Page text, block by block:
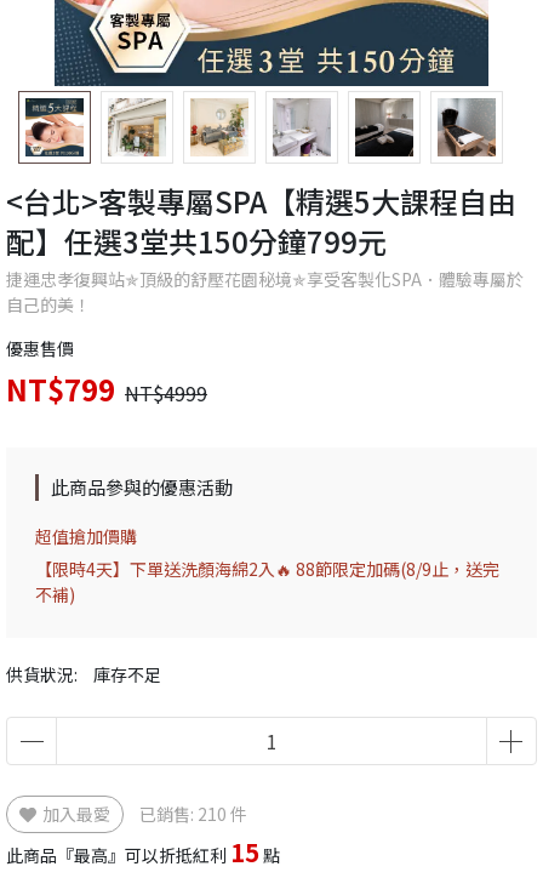
<台北>客製專屬SPA【精選5大課程自由
配】任選3堂共150分鐘799元
捷運忠孝復興站✯頂級的舒壓花園秘境✯享受客製化SPA．體驗專屬於
自己的美！
優惠售價
NT$799 NT$4999
供貨狀況: 庫存不足
此商品參與的優惠活動
超值搶加價購
【限時4天】下單送洗顏海綿2入🔥 88節限定加碼(8/9止，送完
不補)
加入最愛
已銷售: 210 件
此商品『最高』可以折抵紅利 15點